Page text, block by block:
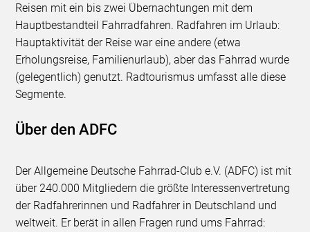
Reisen mit ein bis zwei Übernachtungen mit dem
Hauptbestandteil Fahrradfahren. Radfahren im Urlaub:
Hauptaktivität der Reise war eine andere (etwa
Erholungsreise, Familienurlaub), aber das Fahrrad wurde
(gelegentlich) genutzt. Radtourismus umfasst alle diese
Segmente.
Über den ADFC
Der Allgemeine Deutsche Fahrrad-Club e.V. (ADFC) ist mit
über 240.000 Mitgliedern die größte Interessenvertretung
der Radfahrerinnen und Radfahrer in Deutschland und
weltweit. Er berät in allen Fragen rund ums Fahrrad: